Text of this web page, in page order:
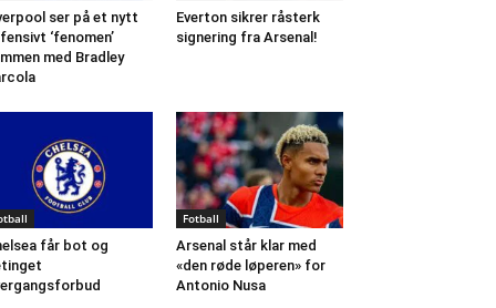
ser på et nytt
‘fenomen’
med Bradley
Everton sikrer råsterk
signering fra Arsenal!
får bot og
Fotball
Arsenal står klar med
«den røde løperen» for
Antonio Nusa